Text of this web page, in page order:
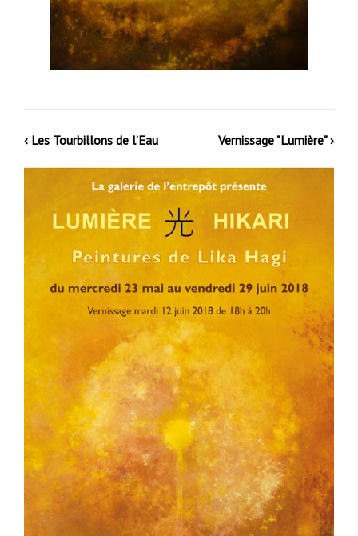
‹ Les Tourbillons de l’Eau Vernissage "Lumière" ›